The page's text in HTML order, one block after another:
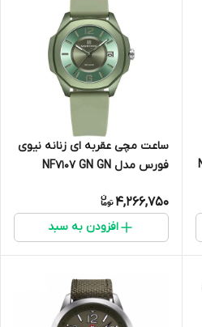
ساعت مچی عقربه ای زنانه نیوی
فورس مدل NF7107 GN GN
4,266,750
افزودن به سبد